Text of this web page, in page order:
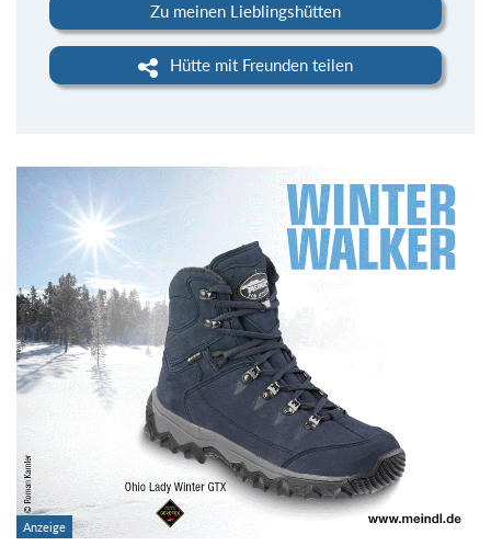
Zu meinen Lieblingshütten
Hütte mit Freunden teilen